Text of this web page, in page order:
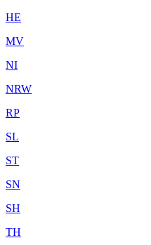
HE
MV
NI
NRW
RP
SL
ST
SN
SH
TH